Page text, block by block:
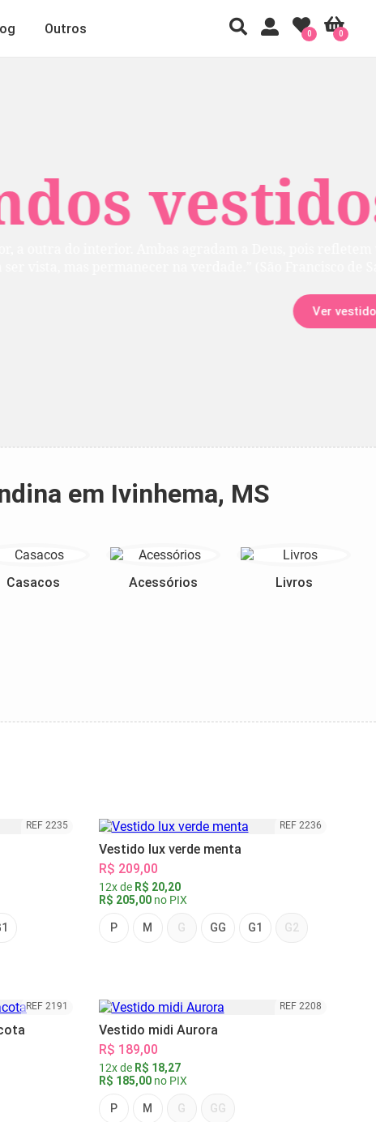
vestidos
Outros 0
0
em Ivinhema, MS
Casacos Acessórios Livros
REF 2235 REF 2236
Vestido lux verde menta
R$ 209,00
12x de R$ 20,20
R$ 205,00no PIX
P M G GG G1 G2
REF 2191 REF 2208
Vestido midi Aurora
R$ 189,00
12x de R$ 18,27
R$ 185,00no PIX
P M G GG